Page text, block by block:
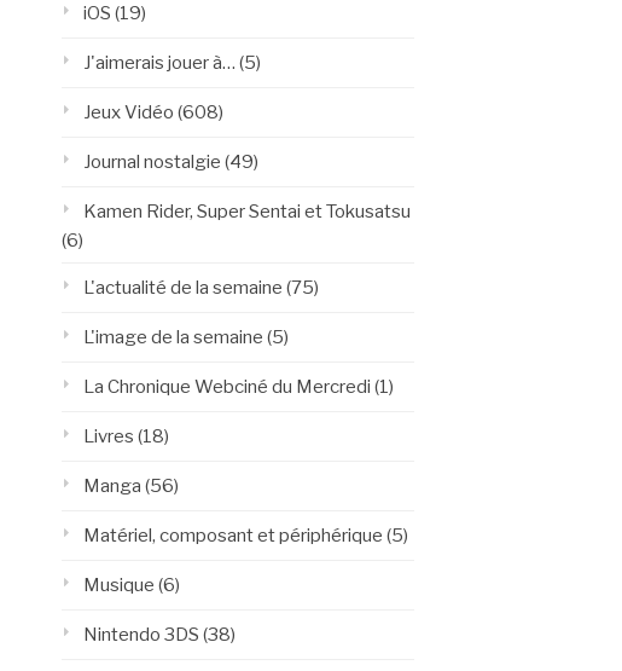
iOS (19)
J'aimerais jouer à… (5)
Jeux Vidéo (608)
Journal nostalgie (49)
Kamen Rider, Super Sentai et Tokusatsu
(6)
L'actualité de la semaine (75)
L'image de la semaine (5)
La Chronique Webciné du Mercredi (1)
Livres (18)
Manga (56)
Matériel, composant et périphérique (5)
Musique (6)
Nintendo 3DS (38)